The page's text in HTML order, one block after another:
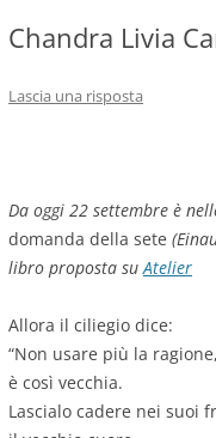
Chandra Livia
Lascia una risposta
Da oggi 22 settembre è
domanda della sete
libro proposta suAtelier
Allora il ciliegio dice:
“Non usare più la ragione,
è così vecchia.
Lascialo cadere nei suoi